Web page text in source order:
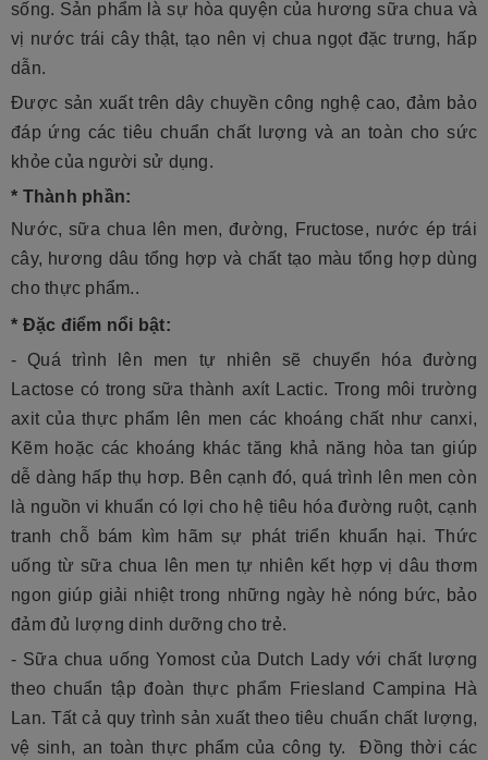
sống. Sản phẩm là sự hòa quyện của hương sữa chua và
vị nước trái cây thật, tạo nên vị chua ngọt đặc trưng, hấp
dẫn.
Được sản xuất trên dây chuyền công nghệ cao, đảm bảo
đáp ứng các tiêu chuẩn chất lượng và an toàn cho sức
khỏe của người sử dụng.
* Thành phần:
Nước, sữa chua lên men, đường, Fructose, nước ép trái
cây, hương dâu tổng hợp và chất tạo màu tổng hợp dùng
cho thực phẩm..
* Đặc điểm nổi bật:
- Quá trình lên men tự nhiên sẽ chuyển hóa đường
Lactose có trong sữa thành axít Lactic. Trong môi trường
axit của thực phẩm lên men các khoáng chất như canxi,
Kẽm hoặc các khoáng khác tăng khả năng hòa tan giúp
dễ dàng hấp thụ hơp. Bên cạnh đó, quá trình lên men còn
là nguồn vi khuẩn có lợi cho hệ tiêu hóa đường ruột, cạnh
tranh chỗ bám kìm hãm sự phát triển khuẩn hại. Thức
uống từ sữa chua lên men tự nhiên kết hợp vị dâu thơm
ngon giúp giải nhiệt trong những ngày hè nóng bức, bảo
đảm đủ lượng dinh dưỡng cho trẻ.
- Sữa chua uống Yomost của Dutch Lady với chất lượng
theo chuẩn tập đoàn thực phẩm Friesland Campina Hà
Lan. Tất cả quy trình sản xuất theo tiêu chuẩn chất lượng,
vệ sinh, an toàn thực phẩm của công ty. Đồng thời các